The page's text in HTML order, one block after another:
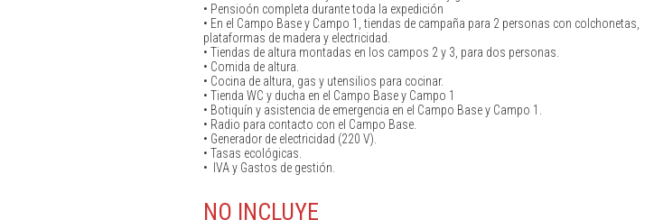
• Pensioón completa durante toda la expedición
• En el Campo Base y Campo 1, tiendas de campaña para 2 personas con colchonetas,
plataformas de madera y electricidad.
• Tiendas de altura montadas en los campos 2 y 3, para dos personas.
• Comida de altura.
• Cocina de altura, gas y utensilios para cocinar.
• Tienda WC y ducha en el Campo Base y Campo 1
• Botiquín y asistencia de emergencia en el Campo Base y Campo 1.
• Radio para contacto con el Campo Base.
• Generador de electricidad (220 V).
• Tasas ecológicas.
• IVA y Gastos de gestión.
NO INCLUYE